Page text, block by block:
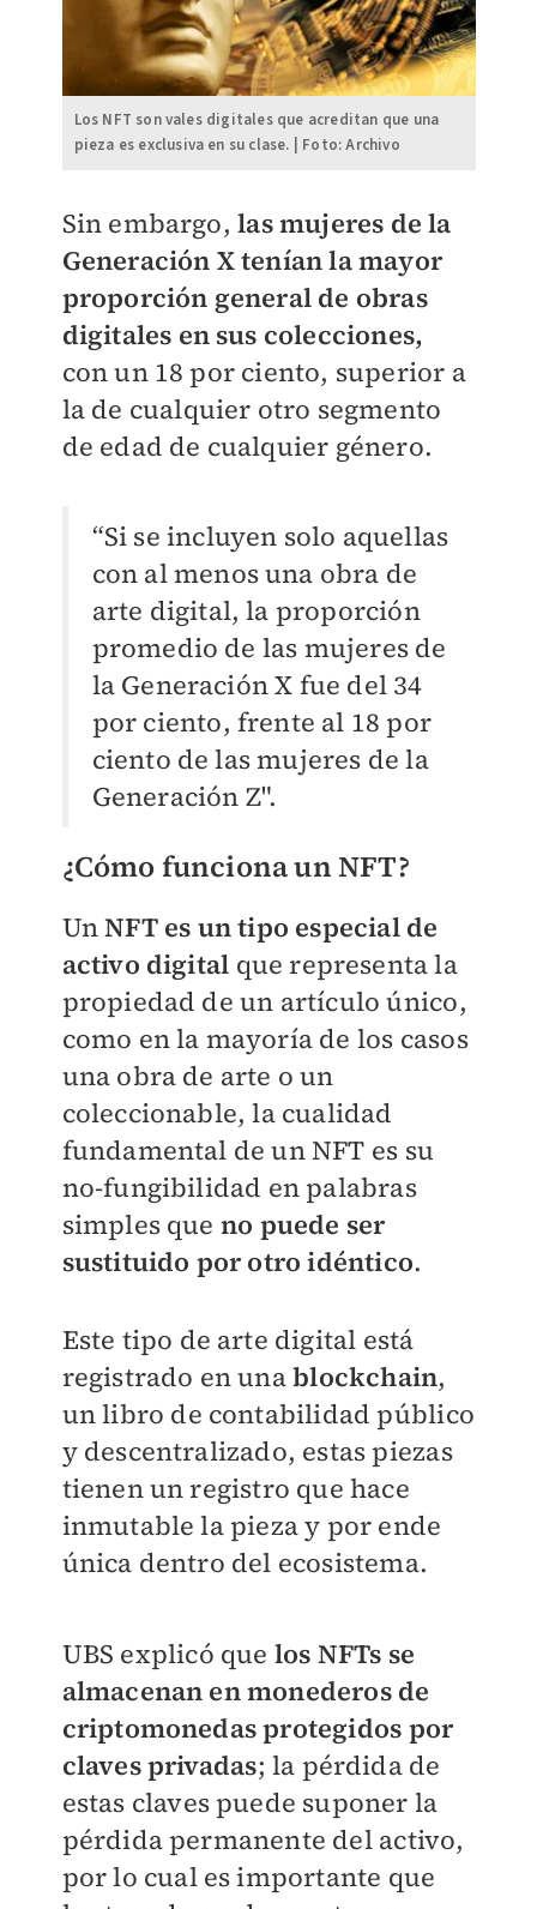
Los NFT son vales digitales que acreditan que una
pieza es exclusiva en su clase. | Foto: Archivo
Sin embargo,las mujeres de la
Generación X tenían la mayor
proporción general de obras
digitales en sus colecciones,
con un 18 por ciento, superior a
la de cualquier otro segmento
de edad de cualquier género.
“Si se incluyen solo aquellas
con al menos una obra de
arte digital, la proporción
promedio de las mujeres de
la Generación X fue del 34
por ciento, frente al 18 por
ciento de las mujeres de la
Generación Z".
¿Cómo funciona un NFT?
UnNFT es un tipo especial de
activo digital que representa la
propiedad de un artículo único,
como en la mayoría de los casos
una obra de arte o un
coleccionable, la cualidad
fundamental de un NFT es su
no-fungibilidad en palabras
simples que no puede ser
sustituido por otro idéntico.
Este tipo de arte digital está
registrado en unablockchain,
un libro de contabilidad público
y descentralizado, estas piezas
tienen un registro que hace
inmutable la pieza y por ende
única dentro del ecosistema.
UBS explicó que los NFTs se
almacenan en monederos de
criptomonedas protegidos por
claves privadas; la pérdida de
estas claves puede suponer la
pérdida permanente del activo,
por lo cual es importante que